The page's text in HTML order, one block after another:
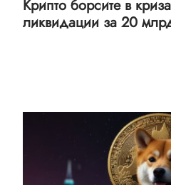
Крипто борсите в
ликвидации за 20